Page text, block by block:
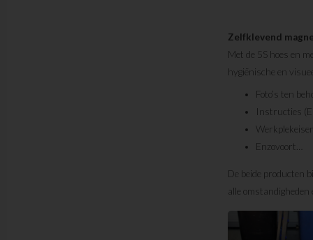
Zelfklevend
Met de 5S hoes en
hygiënische en
Foto’s ten
Instructies
Enzovoort…
De beide producten
alle omstandigheden